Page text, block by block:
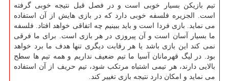
تیم بازیكن بسیار خوبی است و در فصل قبل نتیجه خوبی گرفته
است. الجزیره فلسفه خوبی دارد كه در بازی هایش از آن استفاده
می نماید. بازی فردا است و باید ببینیم چه اتفاقی خواهد افتاد. فلسفه
ما بسیار آسان است و آن پیروزی در هر بازی است. برای ما فرقی
نمی كند این بازی باشد یا هر رقابت دیگری تنها هدف ما برد خواهد
بود. در لیگ قهرمانان آسیا ما تیم ضعیف نداریم و همه تیم ها سطح
بالایی دارند، هر تیمی اشتباه مرتكب شود، تیم حریف از آن استفاده
می نماید و امكان دارد نتیجه بازی تغییر كند.